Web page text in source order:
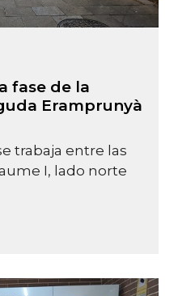
fase de la
Eramprunyà
trabaja entre las
I, lado norte